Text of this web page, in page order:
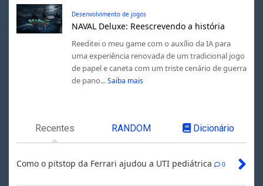
Desenvolvimento de jogos
NAVAL Deluxe: Reescrevendo a história
Reeditei o meu game com o auxílio da IA para
uma experiência renovada de um tradicional jogo
de papel e caneta com um triste cenário de guerra
de pano... Saiba mais
Recentes RANDOM Dicionário
Como o pitstop da Ferrari ajudou a UTI pediátrica 0